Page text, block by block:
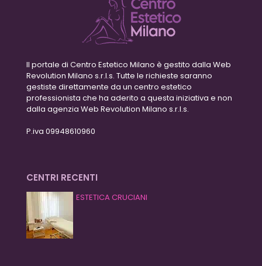
Il portale di Centro Estetico Milano è gestito dalla Web
Revolution Milano s.r.l.s. Tutte le richieste saranno
gestiste direttamente da un centro estetico
professionista che ha aderito a questa iniziativa e non
dalla agenzia Web Revolution Milano s.r.l.s.
P.iva 09948610960
CENTRI RECENTI
ESTETICA CRUCIANI